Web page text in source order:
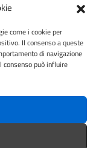
come i cookie per
Il consenso a queste
di navigazione
può influire